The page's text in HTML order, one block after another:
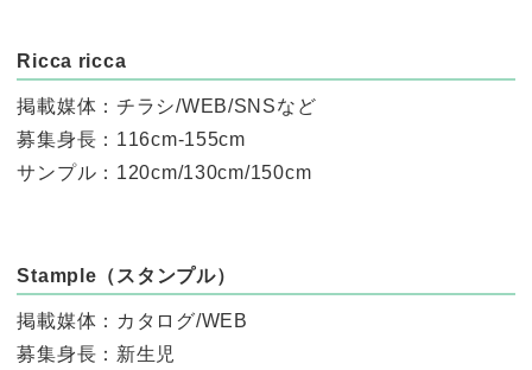
Ricca ricca
掲載媒体：チラシ/WEB/SNSなど
募集身長：116cm-155cm
サンプル：120cm/130cm/150cm
Stample（スタンプル）
掲載媒体：カタログ/WEB
募集身長：新生児